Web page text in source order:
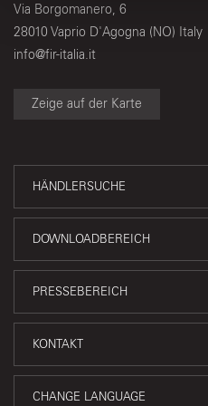
con altre informazioni che ha
raccolto dal suo utilizzo dei
Via Borgomanero, 6
28010 Vaprio D'Agogna (NO) Italy
info@fir-italia.it
Zeige auf der Karte
HÄNDLERSUCHE
DOWNLOADBEREICH
PRESSEBEREICH
KONTAKT
CHANGE LANGUAGE